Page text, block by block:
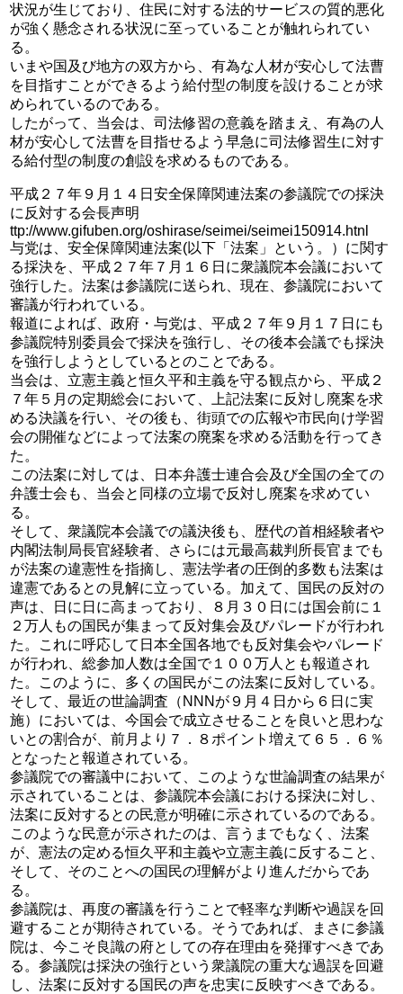
状況が生じており、住民に対する法的サービスの質的悪化
が強く懸念される状況に至っていることが触れられてい
る。
いまや国及び地方の双方から、有為な人材が安心して法曹
を目指すことができるよう給付型の制度を設けることが求
められているのである。
したがって、当会は、司法修習の意義を踏まえ、有為の人
材が安心して法曹を目指せるよう早急に司法修習生に対す
る給付型の制度の創設を求めるものである。
平成２７年９月１４日安全保障関連法案の参議院での採決
に反対する会長声明
ttp://www.gifuben.org/oshirase/seimei/seimei150914.htnl
与党は、安全保障関連法案(以下「法案」という。）に関す
る採決を、平成２７年７月１６日に衆議院本会議において
強行した。法案は参議院に送られ、現在、参議院において
審議が行われている。
報道によれば、政府・与党は、平成２７年９月１７日にも
参議院特別委員会で採決を強行し、その後本会議でも採決
を強行しようとしているとのことである。
当会は、立憲主義と恒久平和主義を守る観点から、平成２
７年５月の定期総会において、上記法案に反対し廃案を求
める決議を行い、その後も、街頭での広報や市民向け学習
会の開催などによって法案の廃案を求める活動を行ってき
た。
この法案に対しては、日本弁護士連合会及び全国の全ての
弁護士会も、当会と同様の立場で反対し廃案を求めてい
る。
そして、衆議院本会議での議決後も、歴代の首相経験者や
内閣法制局長官経験者、さらには元最高裁判所長官までも
が法案の違憲性を指摘し、憲法学者の圧倒的多数も法案は
違憲であるとの見解に立っている。加えて、国民の反対の
声は、日に日に高まっており、８月３０日には国会前に１
２万人もの国民が集まって反対集会及びパレードが行われ
た。これに呼応して日本全国各地でも反対集会やパレード
が行われ、総参加人数は全国で１００万人とも報道され
た。このように、多くの国民がこの法案に反対している。
そして、最近の世論調査（NNNが９月４日から６日に実
施）においては、今国会で成立させることを良いと思わな
いとの割合が、前月より７．８ポイント増えて６５．６％
となったと報道されている。
参議院での審議中において、このような世論調査の結果が
示されていることは、参議院本会議における採決に対し、
法案に反対するとの民意が明確に示されているのである。
このような民意が示されたのは、言うまでもなく、法案
が、憲法の定める恒久平和主義や立憲主義に反すること、
そして、そのことへの国民の理解がより進んだからであ
る。
参議院は、再度の審議を行うことで軽率な判断や過誤を回
避することが期待されている。そうであれば、まさに参議
院は、今こそ良識の府としての存在理由を発揮すべきであ
る。参議院は採決の強行という衆議院の重大な過誤を回避
し、法案に反対する国民の声を忠実に反映すべきである。